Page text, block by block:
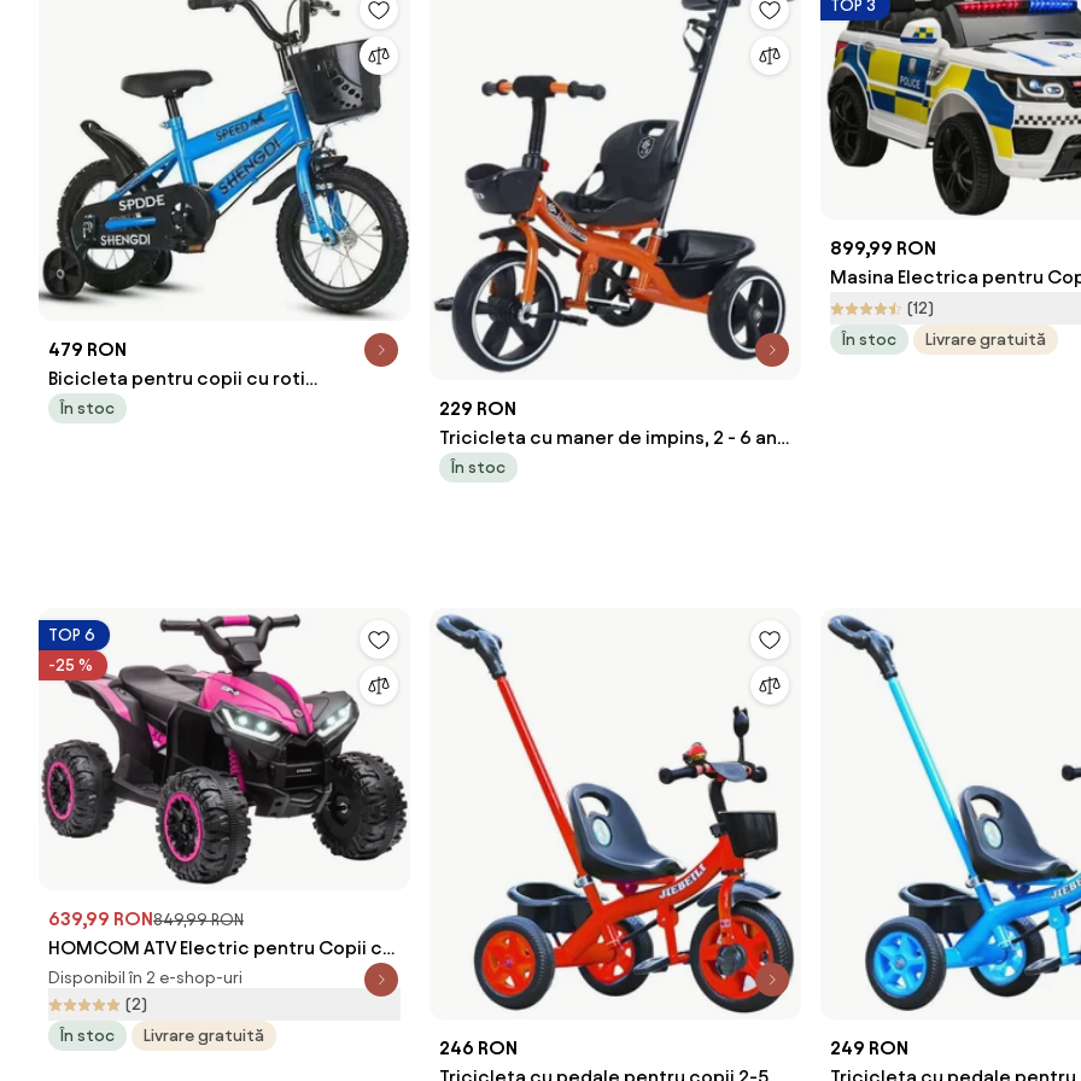
479 RON
Bicicleta pentru copii cu roti
ajutatoare si frane, 16 inch, Albastru
În stoc
229 RON
Tricicleta cu maner de impins, 2 - 6 ani,
Portocaliu, Maner detasabil
În stoc
TOP 3
899,99 RON
Masina Electrica pentru
Politie Baterie 12V si
Sirena Lumini, Conexiune
(12)
În stoc
Livrare gratuită
TOP 6
-25 %
639,99 RON849,99 RON
HOMCOM ATV Electric pentru Copii cu
Motor Dublu și 2 Viteze, Roți, Faruri LED,
Claxon și Muzică, 83x53x55.5 cm, Roz |
Aosom Romania
Disponibil în 2 e-shop-uri
(2)
În stoc
Livrare gratuită
246 RON
249 RON